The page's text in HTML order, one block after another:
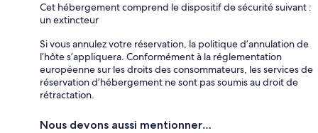
Cet hébergement comprend le dispositif de sécurité suivant :
un extincteur
Si vous annulez votre réservation, la politique d’annulation de
l’hôte s’appliquera. Conformément à la réglementation
européenne sur les droits des consommateurs, les services de
réservation d’hébergement ne sont pas soumis au droit de
rétractation.
Nous devons aussi mentionner…